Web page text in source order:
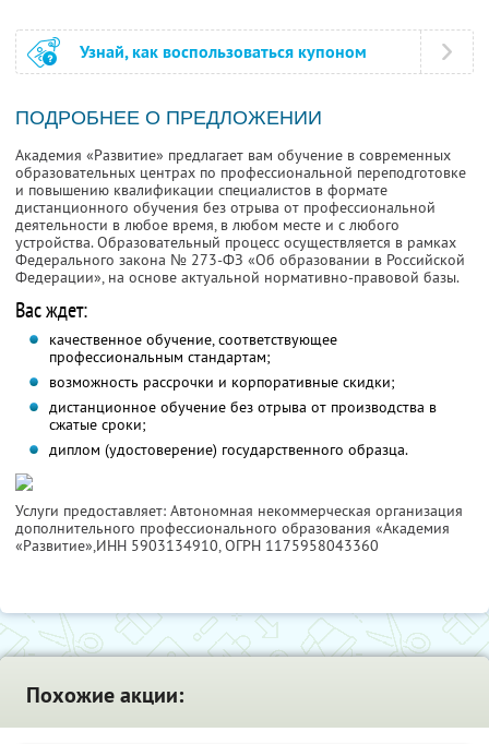
Узнай, как воспользоваться купоном
ПОДРОБНЕЕ О ПРЕДЛОЖЕНИИ
Академия «Развитие» предлагает вам обучение в современных
образовательных центрах по профессиональной переподготовке
и повышению квалификации специалистов в формате
дистанционного обучения без отрыва от профессиональной
деятельности в любое время, в любом месте и с любого
устройства. Образовательный процесс осуществляется в рамках
Федерального закона № 273-ФЗ «Об образовании в Российской
Федерации», на основе актуальной нормативно-правовой базы.
Вас ждет:
качественное обучение, соответствующее
профессиональным стандартам;
возможность рассрочки и корпоративные скидки;
дистанционное обучение без отрыва от производства в
сжатые сроки;
диплом (удостоверение) государственного образца.
Услуги предоставляет: Автономная некоммерческая организация
дополнительного профессионального образования «Академия
«Развитие»,ИНН 5903134910, ОГРН 1175958043360
Похожие акции: